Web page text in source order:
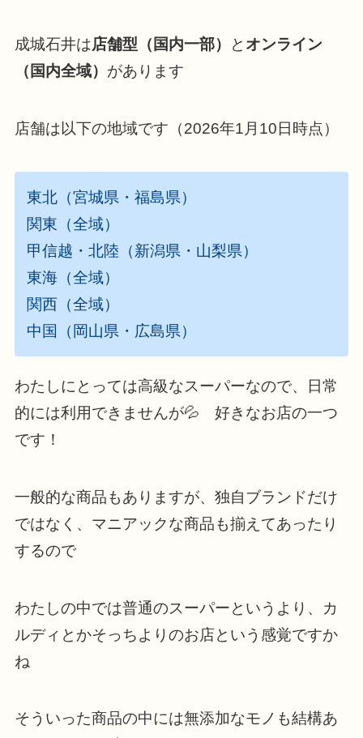
成城石井は店舗型（国内一部） と オンライン
（国内全域） があります
店舗は以下の地域です（2026年1月10日時点）
東北（宮城県・福島県）
関東（全域）
甲信越・北陸（新潟県・山梨県）
東海（全域）
関西（全域）
中国（岡山県・広島県）
わたしにとっては高級なスーパーなので、日常
的には利用できませんが💦 好きなお店の一つ
です！
一般的な商品もありますが、独自ブランドだけ
ではなく、マニアックな商品も揃えてあったり
するので
わたしの中では普通のスーパーというより、カ
ルディとかそっちよりのお店という感覚ですか
ね
そういった商品の中には無添加なモノも結構あ